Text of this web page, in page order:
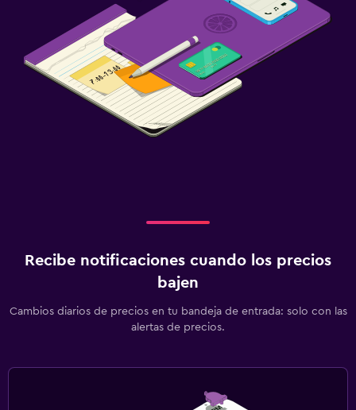
Recibe notificaciones cuando los precios
bajen
Cambios diarios de precios en tu bandeja de entrada: solo con las
alertas de precios.